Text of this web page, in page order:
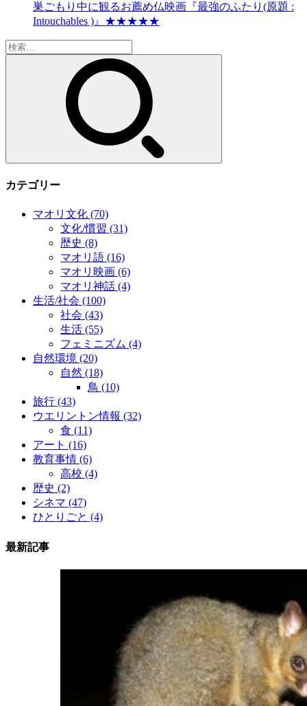
巣ごもり中に観るお薦め仏映画『最強のふたり(原題 :
Intouchables )』★★★★★
検
索:
カテゴリー
マオリ文化 (70)
文化/慣習 (31)
歴史 (8)
マオリ語 (16)
マオリ映画 (6)
マオリ神話 (4)
生活/社会 (100)
社会 (43)
生活 (55)
フェミニズム (4)
自然環境 (20)
自然 (18)
鳥 (10)
旅行 (43)
ウエリントン情報 (32)
食 (11)
アート (16)
教育事情 (6)
高校 (4)
歴史 (2)
シネマ (47)
ひとりごと (4)
最新記事